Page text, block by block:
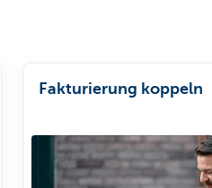
Fakturierung koppeln